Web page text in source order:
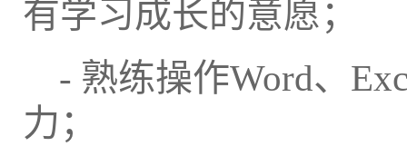
有学习成长的意愿；
- 熟练操作Word、
力；